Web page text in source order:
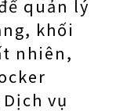
quản lý
khối
nhiên,
vụ